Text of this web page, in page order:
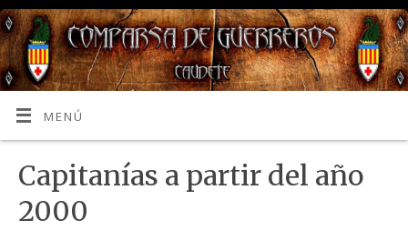
MENÚ
Capitanías a partir del año
2000